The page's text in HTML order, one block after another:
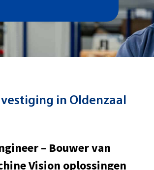
in Oldenzaal
– Bouwer van
Vision oplossingen